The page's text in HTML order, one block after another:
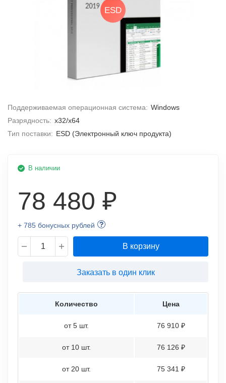
ESD
Поддерживаемая операционная система: Windows
Разрядность: x32/x64
Тип поставки: ESD (Электронный ключ продукта)
В наличии
78 480 ₽
+ 785 бонусных рублей
В корзину
Заказать в один клик
Количество Цена
от 5 шт. 76 910 ₽
от 10 шт. 76 126 ₽
от 20 шт. 75 341 ₽